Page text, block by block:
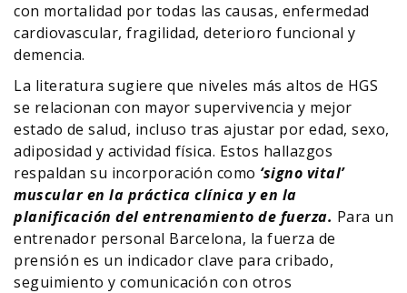
con mortalidad por todas las causas, enfermedad
cardiovascular, fragilidad, deterioro funcional y
demencia.
La literatura sugiere que niveles más altos de HGS
se relacionan con mayor supervivencia y mejor
estado de salud, incluso tras ajustar por edad, sexo,
adiposidad y actividad física. Estos hallazgos
respaldan su incorporación como ‘signo vital’
muscular en la práctica clínica y en la
planificación del entrenamiento de fuerza. Para un
entrenador personal Barcelona, la fuerza de
prensión es un indicador clave para cribado,
seguimiento y comunicación con otros